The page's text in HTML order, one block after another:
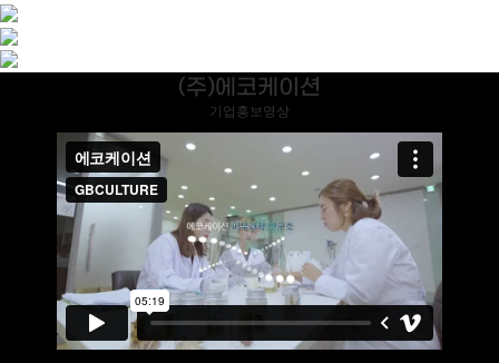
(주)에코케이션
기업홍보영상